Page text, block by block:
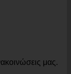
μας.